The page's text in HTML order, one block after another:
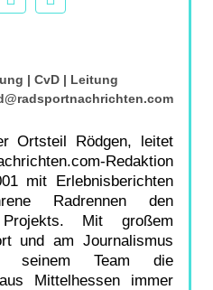
| CvD | Leitung
Ortsteil Rödgen, leitet
Redaktion
mit Erlebnisberichten
Radrennen den
Mit großem
und am Journalismus
seinem Team die
Mittelhessen immer